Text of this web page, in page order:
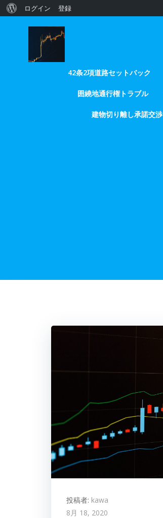
WordPress
ログイン 登録
42条2項道路セットバック
囲繞地通行権トラブル
建物切り離し承諾交渉
投稿者: kawa
8月 18, 2020